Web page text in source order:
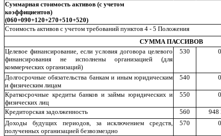
Суммарная стоимость активов (с учетом
коэффициентов)
(060+090+120+270+510+520)
Стоимость активов с учетом требований пунктов 4 - 5 Положения
СУММА ПАССИВОВ
Целевое финансирование, если условия договора целевого
финансирования не исполнены организацией (для
коммерческих организаций)
530
Долгосрочные обязательства банкам и иным юридическим
и физическим лицам
540
Краткосрочные кредиты банков и займы юридических и
физических лиц
550
Кредиторская задолженность 560
948
Доходы будущих периодов, за исключением средств,
полученных организацией безвозмездно
570